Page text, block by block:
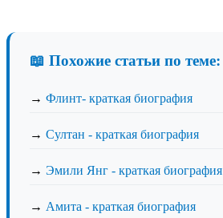
📖 Похожие статьи по теме:
→ Флинт- краткая биография
→ Султан - краткая биография
→ Эмили Янг - краткая биография
→ Амита - краткая биография